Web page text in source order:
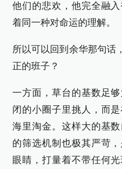
他们的悲欢，他完全融
着同一种对命运的理解。
所以可以回到余华那句话
正的班子？
一方面，草台的基数足
闭的小圈子里挑人，而
海里淘金。这样大的基
的筛选机制也极其严苛
眼睛，打量着不带任何